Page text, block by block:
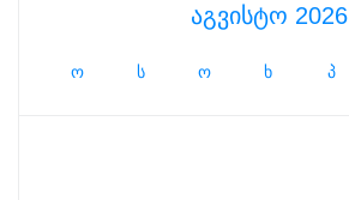
აგვისტო 2026
ო ს ო ხ პ